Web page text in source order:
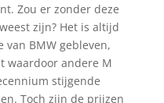
Zou er zonder deze
zijn? Het is altijd
BMW gebleven,
waardoor andere M
stijgende
Toch zijn de prijzen